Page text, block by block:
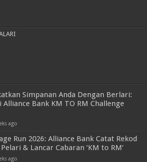
Simpanan Anda Dengan Berlari:
Alliance Bank KM TO RM Challenge
ago
Run 2026: Alliance Bank Catat Rekod
& Lancar Cabaran ‘KM to RM’
ago